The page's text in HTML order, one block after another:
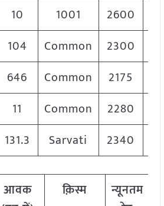
10 1001 2600
104 Common 2300
646 Common 2175
11 Common 2280
131.3 Sarvati 2340
आवक
क़िस्म
न्यूनतम